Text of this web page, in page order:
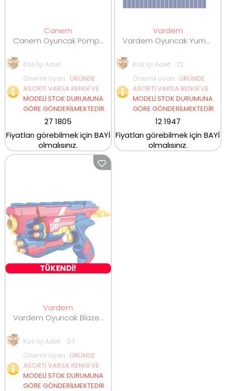
Canem
Canem Oyuncak Pompalı Su Tüfeği
Koli İçi Adet :
Önemli Uyarı : ÜRÜNDE
ASORTİ VARSA RENGİ VE
MODELİ STOK DURUMUNA
GÖRE GÖNDERİLMEKTEDİR.
27 1805
Fiyatları görebilmek için BAYİ
olmalısınız.
Vardem
Vardem Oyuncak Yumuşak Mermi 20 Adet
Koli İçi Adet : 72
Önemli Uyarı : ÜRÜNDE
ASORTİ VARSA RENGİ VE
MODELİ STOK DURUMUNA
GÖRE GÖNDERİLMEKTEDİR.
12 1947
Fiyatları görebilmek için BAYİ
olmalısınız.
TÜKENDİ!
Vardem
Vardem Oyuncak Blaze Storm Yumuşak Mermili Silah
Koli İçi Adet : 24
Önemli Uyarı : ÜRÜNDE
ASORTİ VARSA RENGİ VE
MODELİ STOK DURUMUNA
GÖRE GÖNDERİLMEKTEDİR.